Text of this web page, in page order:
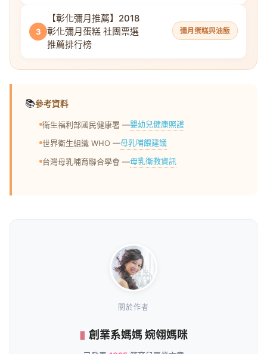
3
【彰化彌月推薦】2018
彰化彌月蛋糕 社團票選
推薦排行榜
彌月蛋糕與油飯
📚參考資料
衛生福利部國民健康署 —嬰幼兒健康照護
世界衛生組織 WHO —母乳哺餵建議
台灣母乳哺育聯合學會 —母乳衛教資訊
關於作者
創業系媽媽 婉翎媽咪